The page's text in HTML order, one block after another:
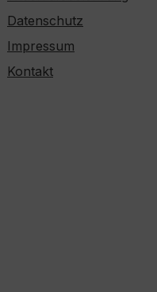
Datenschutz
Impressum
Kontakt